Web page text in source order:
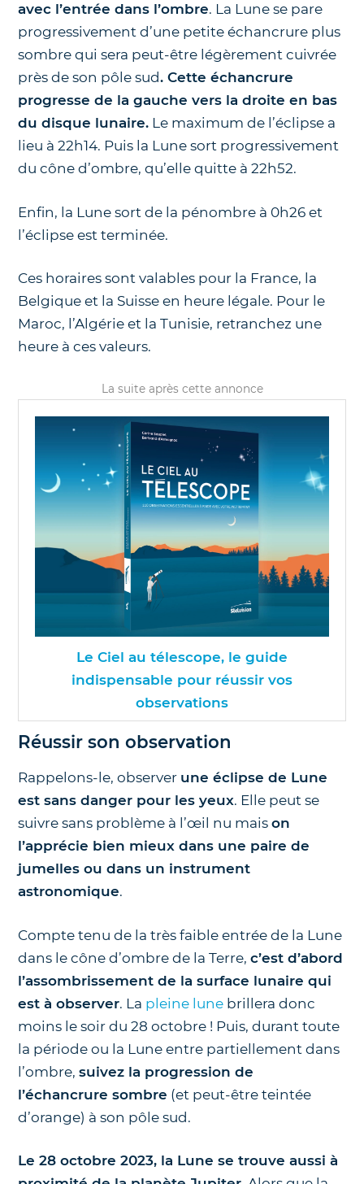
avec l’entrée dans l’ombre. La Lune se pare
progressivement d’une petite échancrure plus
sombre qui sera peut-être légèrement cuivrée
près de son pôle sud. Cette échancrure
progresse de la gauche vers la droite en bas
du disque lunaire. Le maximum de l’éclipse a
lieu à 22h14. Puis la Lune sort progressivement
du cône d’ombre, qu’elle quitte à 22h52.
Enfin, la Lune sort de la pénombre à 0h26 et
l’éclipse est terminée.
Ces horaires sont valables pour la France, la
Belgique et la Suisse en heure légale. Pour le
Maroc, l’Algérie et la Tunisie, retranchez une
heure à ces valeurs.
La suite après cette annonce
Le Ciel au télescope, le guide
indispensable pour réussir vos
observations
Réussir son observation
Rappelons-le, observer une éclipse de Lune
est sans danger pour les yeux. Elle peut se
suivre sans problème à l’œil nu maison
l’apprécie bien mieux dans une paire de
jumelles ou dans un instrument
astronomique.
Compte tenu de la très faible entrée de la Lune
dans le cône d’ombre de la Terre,c’est d’abord
l’assombrissement de la surface lunaire qui
est à observer. La pleine lune brillera donc
moins le soir du 28 octobre ! Puis, durant toute
la période ou la Lune entre partiellement dans
l’ombre,suivez la progression de
l’échancrure sombre (et peut-être teintée
d’orange) à son pôle sud.
Le 28 octobre 2023, la Lune se trouve aussi à